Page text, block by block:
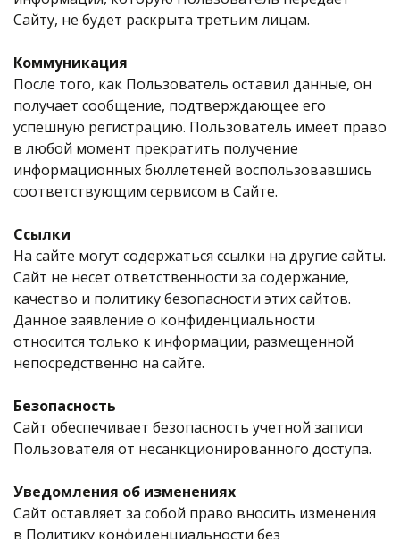
Сайту, не будет раскрыта третьим лицам.
Коммуникация
После того, как Пользователь оставил данные, он
получает сообщение, подтверждающее его
успешную регистрацию. Пользователь имеет право
в любой момент прекратить получение
информационных бюллетеней воспользовавшись
соответствующим сервисом в Сайте.
Ссылки
На сайте могут содержаться ссылки на другие сайты.
Сайт не несет ответственности за содержание,
качество и политику безопасности этих сайтов.
Данное заявление о конфиденциальности
относится только к информации, размещенной
непосредственно на сайте.
Безопасность
Сайт обеспечивает безопасность учетной записи
Пользователя от несанкционированного доступа.
Уведомления об изменениях
Сайт оставляет за собой право вносить изменения
в Политику конфиденциальности без